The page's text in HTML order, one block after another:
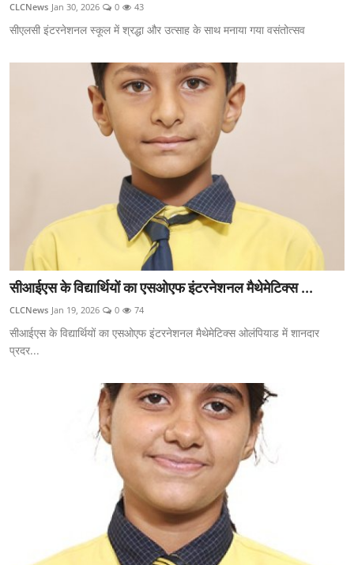
CLCNews Jan 30, 2026 0 43
सीएलसी इंटरनेशनल स्कूल में श्रद्धा और उत्साह के साथ मनाया गया वसंतोत्सव
सीआईएस के विद्यार्थियों का एसओएफ इंटरनेशनल मैथेमेटिक्स ...
CLCNews Jan 19, 2026 0 74
सीआईएस के विद्यार्थियों का एसओएफ इंटरनेशनल मैथेमेटिक्स ओलंपियाड में शानदार
प्रदर...